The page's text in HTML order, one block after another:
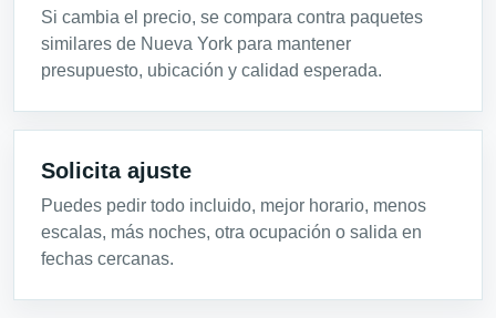
Si cambia el precio, se compara contra paquetes
similares de Nueva York para mantener
presupuesto, ubicación y calidad esperada.
Solicita ajuste
Puedes pedir todo incluido, mejor horario, menos
escalas, más noches, otra ocupación o salida en
fechas cercanas.